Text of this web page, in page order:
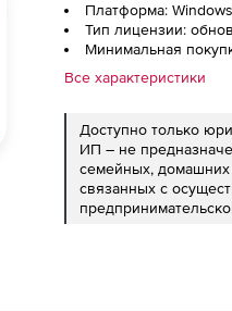
Платформа: Windows
Тип лицензии:
Минимальная
Все характеристики
Доступно только
ИП – не
семейных,
связанных с